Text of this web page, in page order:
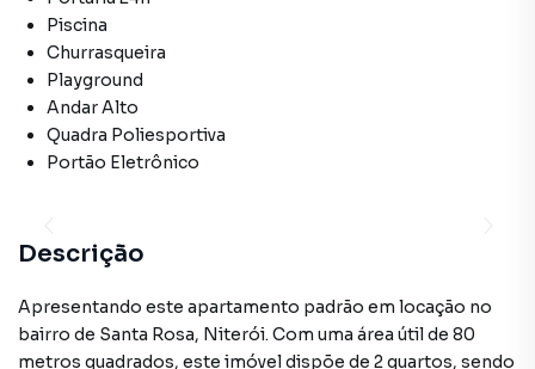
Piscina
Churrasqueira
Playground
Andar Alto
Quadra Poliesportiva
Portão Eletrônico
Descrição
Apresentando este apartamento padrão em locação no
bairro de Santa Rosa, Niterói. Com uma área útil de 80
metros quadrados, este imóvel dispõe de 2 quartos, sendo